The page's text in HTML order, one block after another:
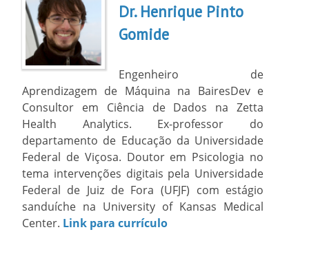
Dr. Henrique Pinto
Gomide
Engenheiro de
Aprendizagem de Máquina na BairesDev e
Consultor em Ciência de Dados na Zetta
Health Analytics. Ex-professor do
departamento de Educação da Universidade
Federal de Viçosa. Doutor em Psicologia no
tema intervenções digitais pela Universidade
Federal de Juiz de Fora (UFJF) com estágio
sanduíche na University of Kansas Medical
Center. Link para currículo